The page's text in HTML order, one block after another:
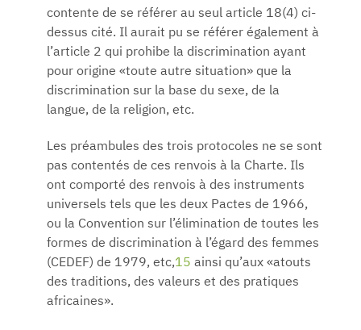
contente de se référer au seul article 18(4) ci-
dessus cité. Il aurait pu se référer également à
l’article 2 qui prohibe la discrimination ayant
pour origine «toute autre situation» que la
discrimination sur la base du sexe, de la
langue, de la religion, etc.
Les préambules des trois protocoles ne se sont
pas contentés de ces renvois à la Charte. Ils
ont comporté des renvois à des instruments
universels tels que les deux Pactes de 1966,
ou la Convention sur l’élimination de toutes les
formes de discrimination à l’égard des femmes
(CEDEF) de 1979, etc,15 ainsi qu’aux «atouts
des traditions, des valeurs et des pratiques
africaines».